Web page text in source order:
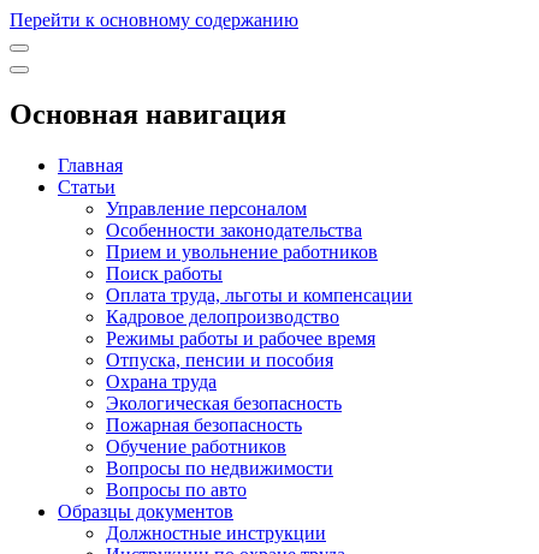
Перейти к основному содержанию
Основная навигация
Главная
Статьи
Управление персоналом
Особенности законодательства
Прием и увольнение работников
Поиск работы
Оплата труда, льготы и компенсации
Кадровое делопроизводство
Режимы работы и рабочее время
Отпуска, пенсии и пособия
Охрана труда
Экологическая безопасность
Пожарная безопасность
Обучение работников
Вопросы по недвижимости
Вопросы по авто
Образцы документов
Должностные инструкции